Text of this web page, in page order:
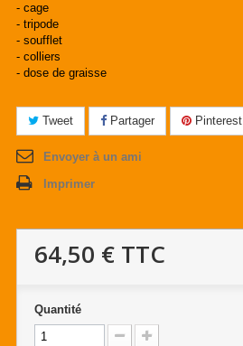
- cage
- tripode
- soufflet
- colliers
- dose de graisse
Tweet Partager Pinterest
Envoyer à un ami
Imprimer
64,50 € TTC
Quantité